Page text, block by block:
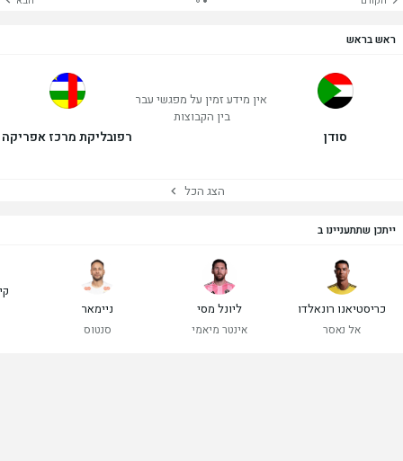
ראש בראש
סודן
אין מידע זמין על מפגשי עבר
בין הקבוצות
רפובליקת מרכז אפריקה
הצג הכל
ייתכן שתתעניינו ב
כריסטיאנו רונאלדו
אל נאסר
ליונל מסי
אינטר מיאמי
ניימאר
סנטוס